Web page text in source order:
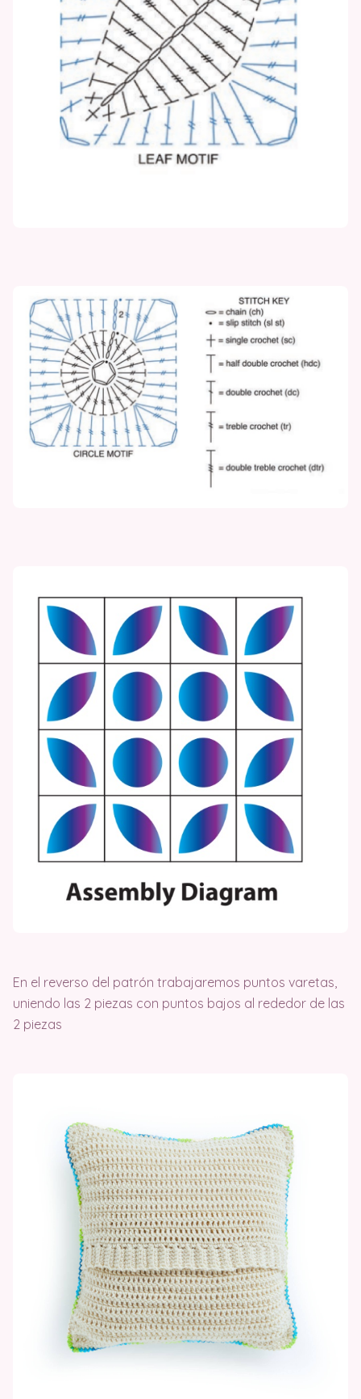
En el reverso del patrón trabajaremos puntos varetas,
uniendo las 2 piezas con puntos bajos al rededor de las
2 piezas